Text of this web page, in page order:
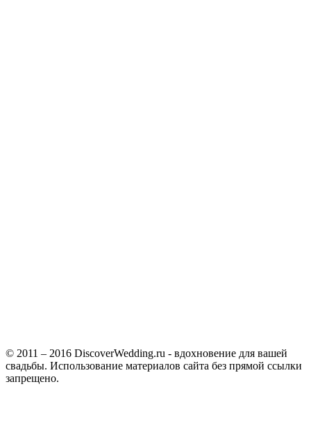
© 2011 – 2016 DiscoverWedding.ru - вдохновение для вашей
свадьбы. Использование материалов сайта без прямой ссылки
запрещено.